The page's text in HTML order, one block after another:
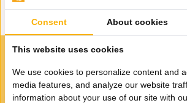
Delen
Gerelateerde producten
Consent About cookies
This website uses cookies
We use cookies to personalize content and
media features, and analyze our website
information about your use of our site with